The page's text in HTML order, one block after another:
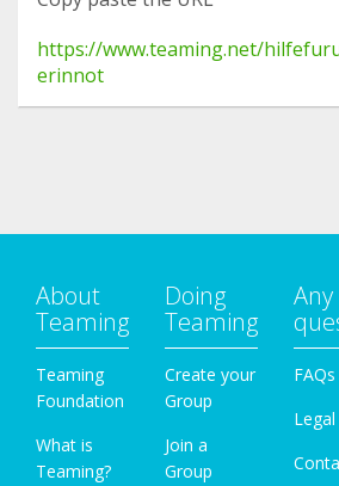
https://www.teaming.net/
erinnot
About
Teaming
Teaming
Foundation
What is
Teaming?
Doing
Teaming
Create your
Group
Join a
Group
Any
FAQs